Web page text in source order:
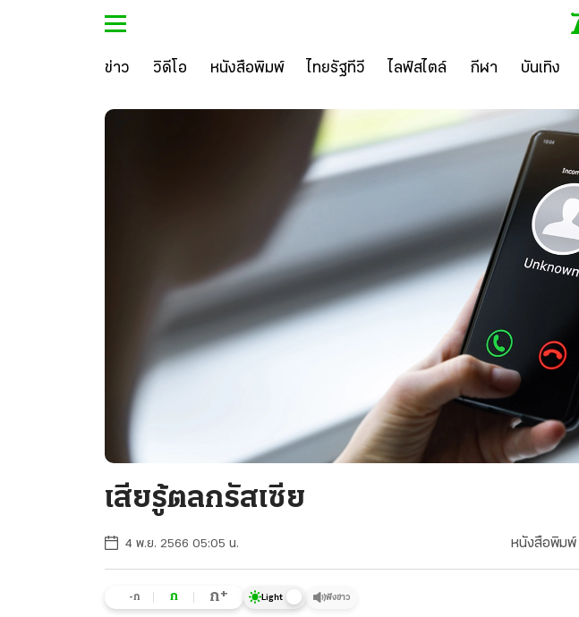
ข่าว วิดีโอ หนังสือพิมพ์ ไทยรัฐทีวี ไลฟ์สไตล์ กีฬา บันเทิง
เสียรู้ตลกรัสเซีย
4 พ.ย. 2566 05:05 น. หนังสือพิมพ์
-ก ก ก+ Light ฟังข่าว